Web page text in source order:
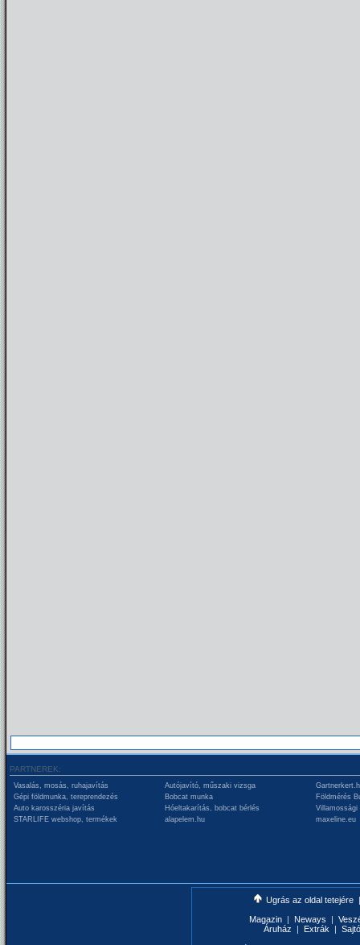
PARTNEREK:
Vasalás, mosás, ruhajavítás Autójavító, műszaki vizsga
Gépi földmunka, tereprendezés
Bobcat munka
Földmérés
Auto karosszéria javítás
Hóeltakarítás, bobcat bérlés
Villamossági
STARLIFE webshop, termékek
alapelem.hu maxeline.eu
Ugrás az oldal tetejére
|
Magazin | Neways |
Áruház
| Extrák |